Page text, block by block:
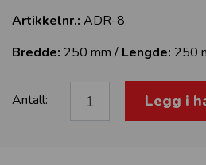
Artikkelnr.: ADR-8
Bredde: 250 mm / Lengde: 250
Antall: Legg i